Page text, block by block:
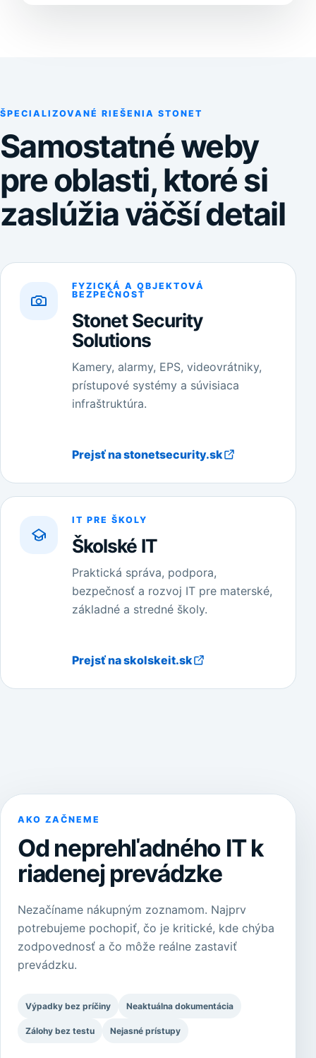
ŠPECIALIZOVANÉ RIEŠENIA STONET
Samostatné weby
pre oblasti, ktoré si
zaslúžia väčší detail
FYZICKÁ A OBJEKTOVÁ
BEZPEČNOSŤ
Stonet Security
Solutions
Kamery, alarmy, EPS, videovrátniky,
prístupové systémy a súvisiaca
infraštruktúra.
Prejsť na stonetsecurity.sk
IT PRE ŠKOLY
Školské IT
Praktická správa, podpora,
bezpečnosť a rozvoj IT pre materské,
základné a stredné školy.
Prejsť na skolskeit.sk
AKO ZAČNEME
Od neprehľadného IT k
riadenej prevádzke
Nezačíname nákupným zoznamom. Najprv
potrebujeme pochopiť, čo je kritické, kde chýba
zodpovednosť a čo môže reálne zastaviť
prevádzku.
Výpadky bez príčiny Neaktuálna dokumentácia
Zálohy bez testu Nejasné prístupy